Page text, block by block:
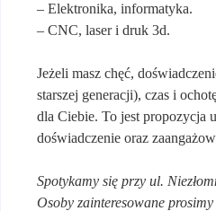
– Elektronika, informatyka.
– CNC, laser i druk 3d.
Jeżeli masz chęć,
starszej generacji), czas i
dla Ciebie. To jest propozycja
doświadczenie oraz
Spotykamy się przy ul.
Osoby zainteresowane